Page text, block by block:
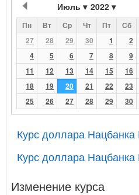
Июль 2022
Пн Вт Ср Чт Пт Сб
27
28 29 30 1 2
4
5 6 7 8 9
11
12 13 14 15 16
18
19 20 21 22 23
25
26 27 28 29 30
Курс доллара Нацбанка
Курс доллара Нацбанка
Изменение курса